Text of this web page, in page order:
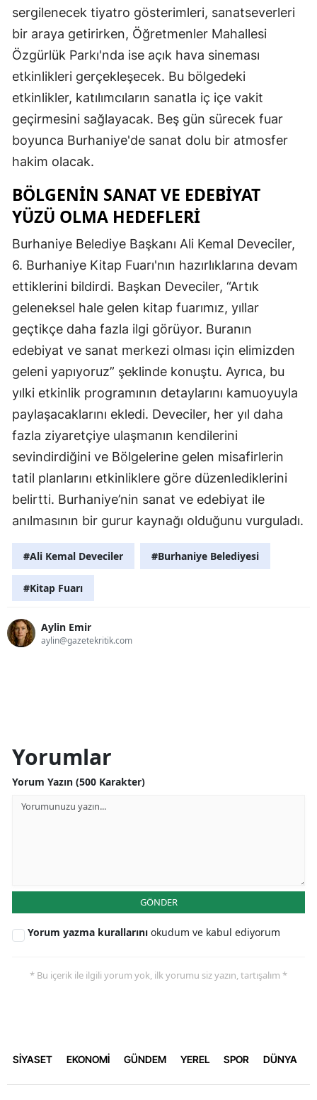
sergilenecek tiyatro gösterimleri, sanatseverleri
bir araya getirirken, Öğretmenler Mahallesi
Özgürlük Parkı'nda ise açık hava sineması
etkinlikleri gerçekleşecek. Bu bölgedeki
etkinlikler, katılımcıların sanatla iç içe vakit
geçirmesini sağlayacak. Beş gün sürecek fuar
boyunca Burhaniye'de sanat dolu bir atmosfer
hakim olacak.
BÖLGENIN SANAT VE EDEBIYAT
YÜZÜ OLMA HEDEFLERI
Burhaniye Belediye Başkanı Ali Kemal Deveciler,
6. Burhaniye Kitap Fuarı'nın hazırlıklarına devam
ettiklerini bildirdi. Başkan Deveciler, “Artık
geleneksel hale gelen kitap fuarımız, yıllar
geçtikçe daha fazla ilgi görüyor. Buranın
edebiyat ve sanat merkezi olması için elimizden
geleni yapıyoruz” şeklinde konuştu. Ayrıca, bu
yılki etkinlik programının detaylarını kamuoyuyla
paylaşacaklarını ekledi. Deveciler, her yıl daha
fazla ziyaretçiye ulaşmanın kendilerini
sevindirdiğini ve Bölgelerine gelen misafirlerin
tatil planlarını etkinliklere göre düzenlediklerini
belirtti. Burhaniye’nin sanat ve edebiyat ile
anılmasının bir gurur kaynağı olduğunu vurguladı.
#Ali Kemal Deveciler #Burhaniye Belediyesi
#Kitap Fuarı
Aylin Emir
aylin@gazetekritik.com
Yorumlar
Yorum Yazın (500 Karakter)
GÖNDER
Yorum yazma kurallarını okudum ve kabul ediyorum
* Bu içerik ile ilgili yorum yok, ilk yorumu siz yazın, tartışalım *
SİYASET EKONOMİ GÜNDEM YEREL SPOR DÜNYA